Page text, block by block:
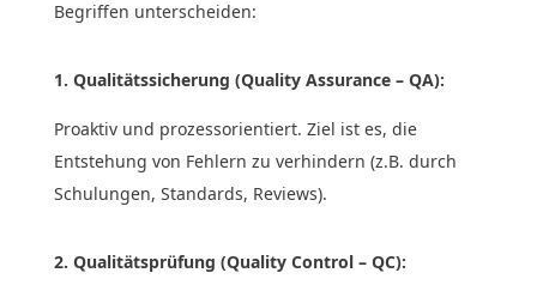
Begriffen unterscheiden:
1. Qualitätssicherung (Quality Assurance – QA):
Proaktiv und prozessorientiert. Ziel ist es, die
Entstehung von Fehlern zu verhindern (z.B. durch
Schulungen, Standards, Reviews).
2. Qualitätsprüfung (Quality Control – QC):